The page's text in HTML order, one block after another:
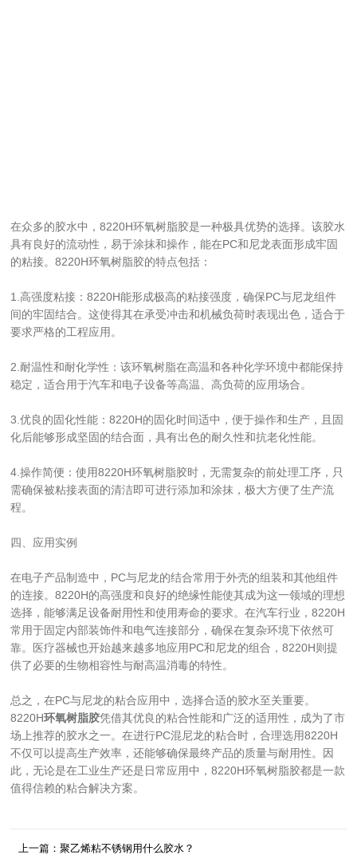
在众多的胶水中，8220H环氧树脂胶是一种极具优势的选择。该胶水
具有良好的流动性，易于涂抹和操作，能在PC和尼龙表面形成牢固
的粘接。8220H环氧树脂胶的特点包括：
1.高强度粘接：8220H能形成极高的粘接强度，确保PC与尼龙组件
间的牢固结合。这使得其在承受冲击和机械负荷时表现出色，适合于
要求严格的工程应用。
2.耐温性和耐化学性：该环氧树脂在高温和各种化学环境中都能保持
稳定，适合用于汽车和电子设备等高温、高负荷的应用场合。
3.优良的固化性能：8220H的固化时间适中，便于操作和生产，且固
化后能够形成坚固的结合面，具有出色的耐久性和抗老化性能。
4.操作简便：使用8220H环氧树脂胶时，无需复杂的前处理工序，只
需确保被粘接表面的清洁即可进行添加和涂抹，极大方便了生产流
程。
四、应用实例
在电子产品制造中，PC与尼龙的结合常用于外壳的组装和其他组件
的连接。8220H的高强度和良好的绝缘性能使其成为这一领域的理想
选择，能够满足设备耐用性和使用寿命的要求。在汽车行业，8220H
常用于固定内部装饰件和电气连接部分，确保在复杂环境下依然可
靠。医疗器械也开始越来越多地应用PC和尼龙的组合，8220H则提
供了必要的生物相容性与耐高温消毒的特性。
总之，在PC与尼龙的粘合应用中，选择合适的胶水至关重要。
8220H环氧树脂胶凭借其优良的粘合性能和广泛的适用性，成为了市
场上推荐的胶水之一。在进行PC混尼龙的粘合时，合理选用8220H
不仅可以提高生产效率，还能够确保最终产品的质量与耐用性。因
此，无论是在工业生产还是日常应用中，8220H环氧树脂胶都是一款
值得信赖的粘合解决方案。
上一篇：聚乙烯粘不锈钢用什么胶水？